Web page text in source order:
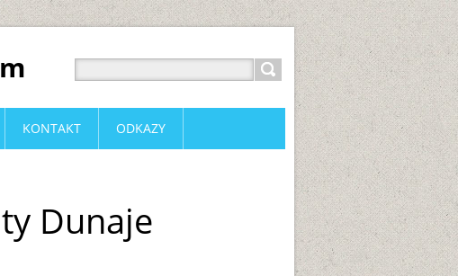
Dunaje
KONTAKT ODKAZY